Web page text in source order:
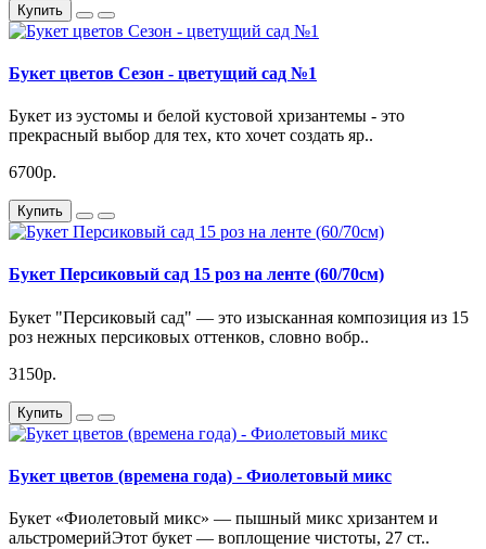
Купить
Букет цветов Сезон - цветущий сад №1
Букет из эустомы и белой кустовой хризантемы - это
прекрасный выбор для тех, кто хочет создать яр..
6700р.
Купить
Букет Персиковый сад 15 роз на ленте (60/70см)
Букет "Персиковый сад" — это изысканная композиция из 15
роз нежных персиковых оттенков, словно вобр..
3150р.
Купить
Букет цветов (времена года) - Фиолетовый микс
Букет «Фиолетовый микс» — пышный микс хризантем и
альстромерийЭтот букет — воплощение чистоты, 27 ст..